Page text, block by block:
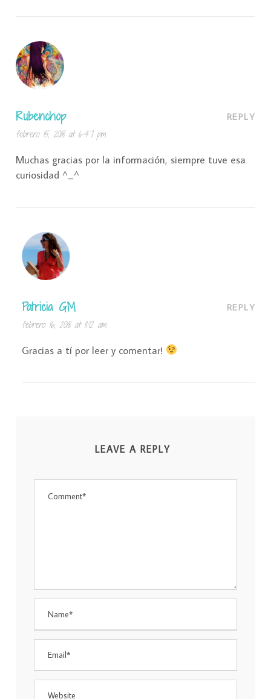
Rubenchop
febrero 15, 2018 at 6:47 pm
REPLY
Muchas gracias por la información, siempre tuve esa
curiosidad ^_^
Patricia GM
febrero 16, 2018 at 11:12 am
REPLY
Gracias a tí por leer y comentar!
LEAVE A REPLY